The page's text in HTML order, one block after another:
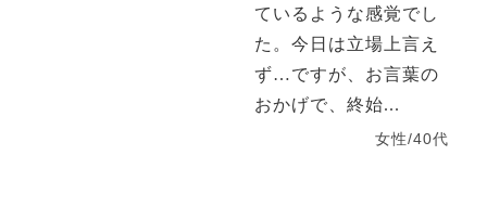
ているような感覚でし
た。今日は立場上言え
ず…ですが、お言葉の
おかげで、終始...
女性/40代